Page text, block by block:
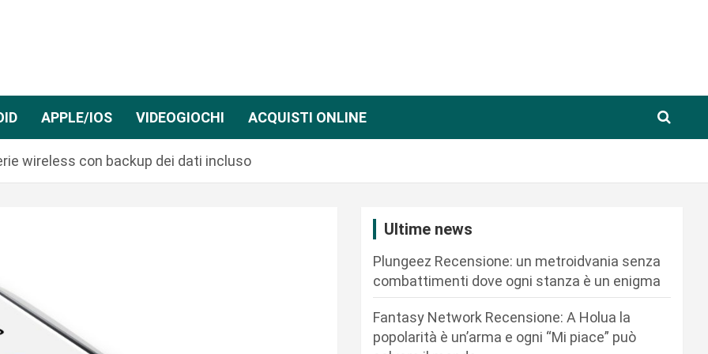
APPLE/IOS VIDEOGIOCHI ACQUISTI ONLINE
wireless con backup dei dati incluso
Ultime news
Plungeez Recensione: un metroidvania senza
combattimenti dove ogni stanza è un enigma
Fantasy Network Recensione: A Holua la
popolarità è un’arma e ogni “Mi piace” può